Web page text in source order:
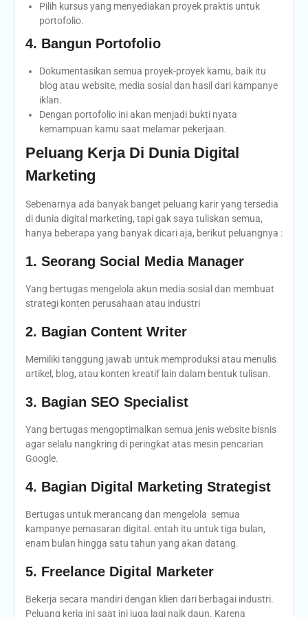
Pilih kursus yang menyediakan proyek praktis untuk
portofolio.
4. Bangun Portofolio
Dokumentasikan semua proyek-proyek kamu, baik itu
blog atau website, media sosial dan hasil dari kampanye
iklan.
Dengan portofolio ini akan menjadi bukti nyata
kemampuan kamu saat melamar pekerjaan.
Peluang Kerja Di Dunia Digital
Marketing
Sebenarnya ada banyak banget peluang karir yang tersedia
di dunia digital marketing, tapi gak saya tuliskan semua,
hanya beberapa yang banyak dicari aja, berikut peluangnya :
1. Seorang Social Media Manager
Yang bertugas mengelola akun media sosial dan membuat
strategi konten perusahaan atau industri
2. Bagian Content Writer
Memiliki tanggung jawab untuk memproduksi atau menulis
artikel, blog, atau konten kreatif lain dalam bentuk tulisan.
3. Bagian SEO Specialist
Yang bertugas mengoptimalkan semua jenis website bisnis
agar selalu nangkring di peringkat atas mesin pencarian
Google.
4. Bagian Digital Marketing Strategist
Bertugas untuk merancang dan mengelola semua
kampanye pemasaran digital. entah itu untuk tiga bulan,
enam bulan hingga satu tahun yang akan datang.
5. Freelance Digital Marketer
Bekerja secara mandiri dengan klien dari berbagai industri.
Peluang kerja ini saat ini juga lagi naik daun. Karena